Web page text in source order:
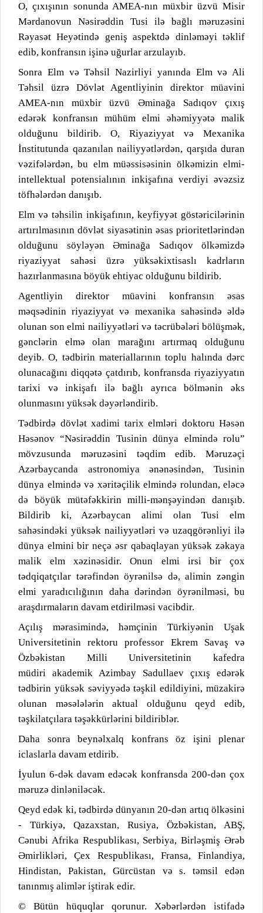
O, çıxışının sonunda AMEA-nın müxbir üzvü Misir
Mərdanovun Nəsirəddin Tusi ilə bağlı məruzəsini
Rəyasət Heyətində geniş aspektdə dinləməyi təklif
edib, konfransın işinə uğurlar arzulayıb.
Sonra Elm və Təhsil Nazirliyi yanında Elm və Ali
Təhsil üzrə Dövlət Agentliyinin direktor müavini
AMEA-nın müxbir üzvü Əminağa Sadıqov çıxış
edərək konfransın mühüm elmi əhəmiyyətə malik
olduğunu bildirib. O, Riyaziyyat və Mexanika
İnstitutunda qazanılan nailiyyətlərdən, qarşıda duran
vəzifələrdən, bu elm müəssisəsinin ölkəmizin elmi-
intellektual potensialının inkişafına verdiyi əvəzsiz
töfhələrdən danışıb.
Elm və təhsilin inkişafının, keyfiyyət göstəricilərinin
artırılmasının dövlət siyasətinin əsas prioritetlərindən
olduğunu söyləyən Əminağa Sadıqov ölkəmizdə
riyaziyyat sahəsi üzrə yüksəkixtisaslı kadrların
hazırlanmasına böyük ehtiyac olduğunu bildirib.
Agentliyin direktor müavini konfransın əsas
məqsədinin riyaziyyat və mexanika sahəsində əldə
olunan son elmi nailiyyətləri və təcrübələri bölüşmək,
gənclərin elmə olan marağını artırmaq olduğunu
deyib. O, tədbirin materiallarının toplu halında dərc
olunacağını diqqətə çatdırıb, konfransda riyaziyyatın
tarixi və inkişafı ilə bağlı ayrıca bölmənin əks
olunmasını yüksək dəyərləndirib.
Tədbirdə dövlət xadimi tarix elmləri doktoru Həsən
Həsənov “Nəsirəddin Tusinin dünya elmində rolu”
mövzusunda məruzəsini təqdim edib. Məruzəçi
Azərbaycanda astronomiya ənənəsindən, Tusinin
dünya elmində və xəritəçilik elmində rolundan, eləcə
də böyük mütəfəkkirin milli-mənşəyindən danışıb.
Bildirib ki, Azərbaycan alimi olan Tusi elm
sahəsindəki yüksək nailiyyətləri və uzaqgörənliyi ilə
dünya elmini bir neçə əsr qabaqlayan yüksək zəkaya
malik elm xəzinəsidir. Onun elmi irsi bir çox
tədqiqatçılar tərəfindən öyrənilsə də, alimin zəngin
elmi yaradıcılığının daha dərindən öyrənilməsi, bu
araşdırmaların davam etdirilməsi vacibdir.
Açılış mərasimində, həmçinin Türkiyənin Uşak
Universitetinin rektoru professor Ekrem Savaş və
Özbəkistan Milli Universitetinin kafedra
müdiri akademik Azimbay Sadullaev çıxış edərək
tədbirin yüksək səviyyədə təşkil edildiyini, müzakirə
olunan məsələlərin aktual olduğunu qeyd edib,
təşkilatçılara təşəkkürlərini bildiriblər.
Daha sonra beynəlxalq konfrans öz işini plenar
iclaslarla davam etdirib.
İyulun 6-dək davam edəcək konfransda 200-dən çox
məruzə dinləniləcək.
Qeyd edək ki, tədbirdə dünyanın 20-dən artıq ölkəsini
- Türkiyə, Qazaxstan, Rusiya, Özbəkistan, ABŞ,
Cənubi Afrika Respublikası, Serbiya, Birləşmiş Ərəb
Əmirlikləri, Çex Respublikası, Fransa, Finlandiya,
Hindistan, Pakistan, Gürcüstan və s. təmsil edən
tanınmış alimlər iştirak edir.
© Bütün hüquqlar qorunur. Xəbərlərdən istifadə